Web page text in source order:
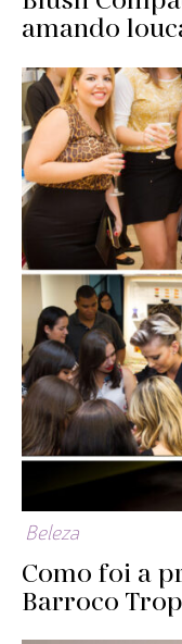
amando
Beleza
Como foi a
Barroco